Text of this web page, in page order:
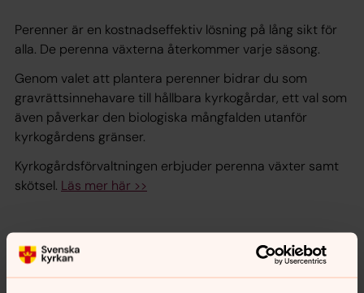
Perenner är en kostnadseffektiv lösning på lång sikt för
alla. De perenna växterna återkommer varje säsong.
Genom valet att plantera perenner bidrar du som
gravrättsinnehavare till hållbara kyrkogårdar, ett val som
även påverkar den biologiska mångfalden utanför
kyrkogårdens gränser.
Kyrkogårdsförvaltningen erbjuder perenna växter samt
skötsel. Läs mer här >>
Senast ändrad 24 januari 2025
Synpunkter eller frågor på sidans